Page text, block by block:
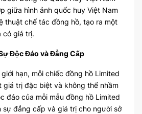
giữa hình ảnh quốc huy Việt Nam
thuật chế tác đồng hồ, tạo ra một
có giá trị.
Độc Đáo và Đẳng Cấp
hạn, mỗi chiếc đồng hồ Limited
giá trị đặc biệt và không thể nhầm
đáo của mỗi mẫu đồng hồ Limited
sự đẳng cấp và giá trị cho người sở